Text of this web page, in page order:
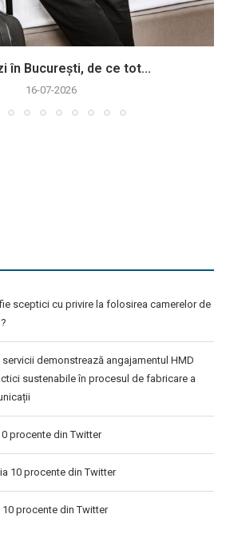
în București, de ce tot...
16-07-2026
sceptici cu privire la folosirea camerelor de
demonstrează angajamentul HMD
sustenabile în procesul de fabricare a
procente din Twitter
ia 10 procente din Twitter
10 procente din Twitter